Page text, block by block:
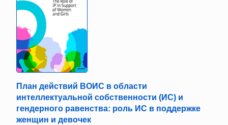
План действий ВОИС в области
интеллектуальной собственности (ИС) и
гендерного равенства: роль ИС в поддержке
женщин и девочек